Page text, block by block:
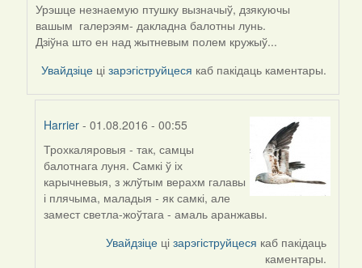
In
reply
to
by
Мікалай
(госць)
Урэшце незнаемую птушку вызначыў, дзякуючы
вашым галерэям- дакладна балотны лунь.
Дзіўна што ен над жытневым полем кружыў...
Увайдзіце цізарэгіструйцеся каб пакідаць каментары.
Harrier- 01.08.2016 - 00:55
In
reply
to
by
Мікалай
Трохкаляровыя - так, самцы
балотнага луня. Самкі ў іх
карычневыя, з жлўтым верахм галавы
і плячыма, маладыя - як самкі, але
замест светла-жоўтага - амаль аранжавы.
Увайдзіце цізарэгіструйцеся каб пакідаць
каментары.